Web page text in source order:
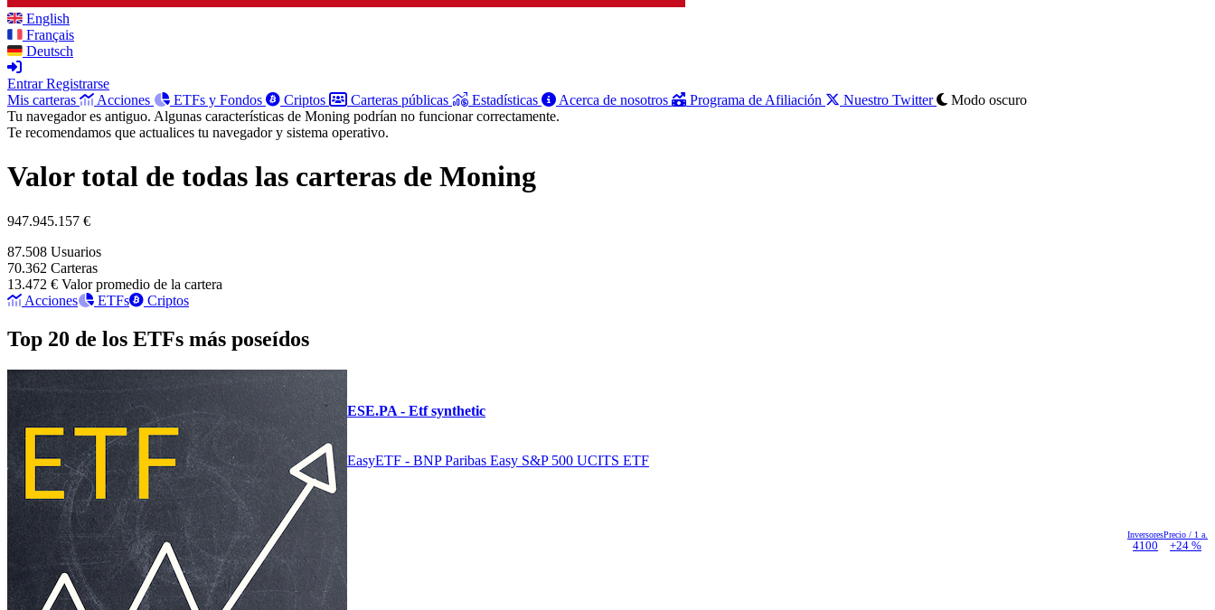
English
Français
Deutsch
Entrar Registrarse
Mis carteras
Acciones ETFs y Fondos Criptos Carteras públicas Estadísticas Acerca de nosotros Programa de Afiliación Nuestro Twitter
Modo oscuro
Tu navegador es antiguo. Algunas características de Moning podrían no funcionar correctamente.
Te recomendamos que actualices tu navegador y sistema operativo.
Valor total de todas las carteras de Moning
947.945.157 €
87.508 Usuarios
70.362 Carteras
13.472 € Valor promedio de la cartera
Acciones
ETFs Criptos
Top 20 de los ETFs más poseídos
ESE.PA - Etf synthetic
EasyETF - BNP Paribas Easy S&P 500 UCITS ETF
Inversores
4100
Precio / 1 a.
+24 %